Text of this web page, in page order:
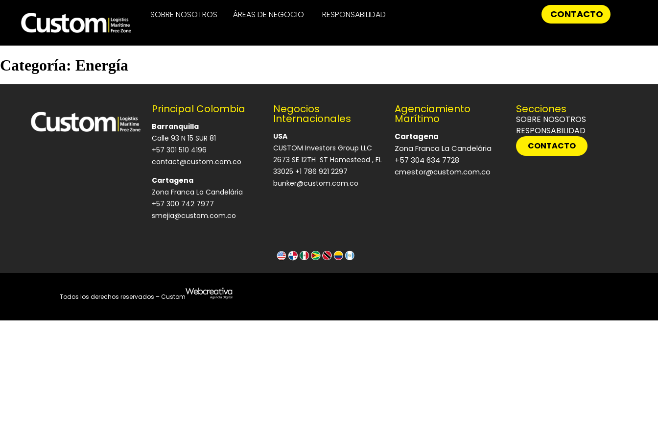
SOBRE NOSOTROS ÁREAS DE NEGOCIO RESPONSABILIDAD CONTACTO
Categoría: Energía
Principal Colombia
Barranquilla
Calle 93 N 15 SUR 81
+57 301 510 4196
contact@custom.com.co
Cartagena
Zona Franca La Candelária
+57 300 742 7977
smejia@custom.com.co
Negocios
Internacionales
USA
CUSTOM Investors Group LLC
2673 SE 12TH ST Homestead , FL
33025 +1 786 921 2297
bunker@custom.com.co
Agenciamiento
Marítimo
Cartagena
Zona Franca La Candelária
+57 304 634 7728
cmestor@custom.com.co
Secciones
SOBRE NOSOTROS
RESPONSABILIDAD
CONTACTO
Todos los derechos reservados – Custom